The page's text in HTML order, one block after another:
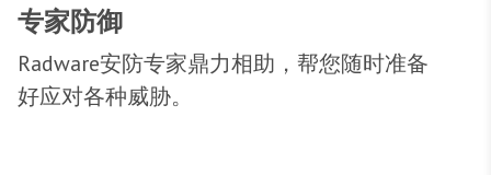
专家防御
Radware安防专家鼎力相助，帮您随时准备
好应对各种威胁。